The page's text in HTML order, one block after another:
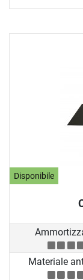
Disponibile
Materiale